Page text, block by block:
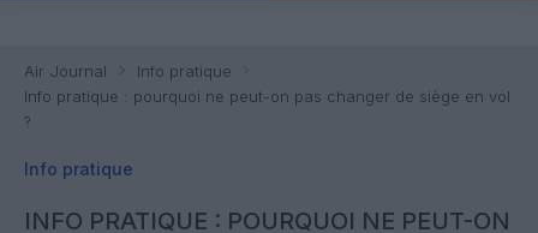
Air Journal
Info pratique
Info pratique : pourquoi ne peut-on pas changer de siège en vol
?
Info pratique
INFO PRATIQUE : POURQUOI NE PEUT-ON